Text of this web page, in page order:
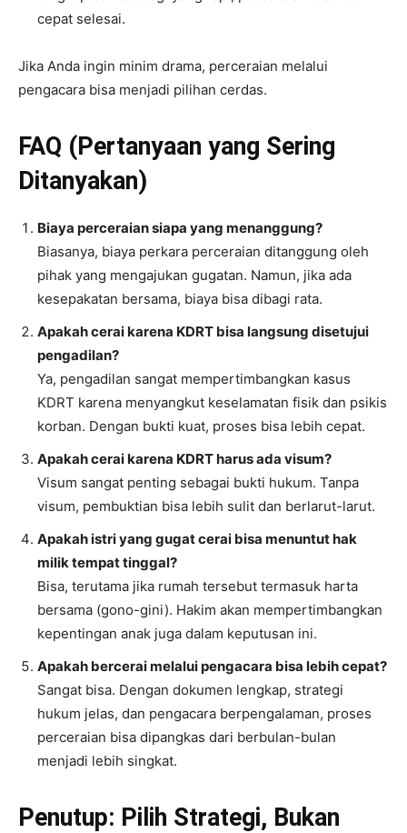
cepat selesai.
Jika Anda ingin minim drama, perceraian melalui
pengacara bisa menjadi pilihan cerdas.
FAQ (Pertanyaan yang Sering
Ditanyakan)
Biaya perceraian siapa yang menanggung?
Biasanya, biaya perkara perceraian ditanggung oleh
pihak yang mengajukan gugatan. Namun, jika ada
kesepakatan bersama, biaya bisa dibagi rata.
Apakah cerai karena KDRT bisa langsung disetujui
pengadilan?
Ya, pengadilan sangat mempertimbangkan kasus
KDRT karena menyangkut keselamatan fisik dan psikis
korban. Dengan bukti kuat, proses bisa lebih cepat.
Apakah cerai karena KDRT harus ada visum?
Visum sangat penting sebagai bukti hukum. Tanpa
visum, pembuktian bisa lebih sulit dan berlarut-larut.
Apakah istri yang gugat cerai bisa menuntut hak
milik tempat tinggal?
Bisa, terutama jika rumah tersebut termasuk harta
bersama (gono-gini). Hakim akan mempertimbangkan
kepentingan anak juga dalam keputusan ini.
Apakah bercerai melalui pengacara bisa lebih cepat?
Sangat bisa. Dengan dokumen lengkap, strategi
hukum jelas, dan pengacara berpengalaman, proses
perceraian bisa dipangkas dari berbulan-bulan
menjadi lebih singkat.
Penutup: Pilih Strategi, Bukan